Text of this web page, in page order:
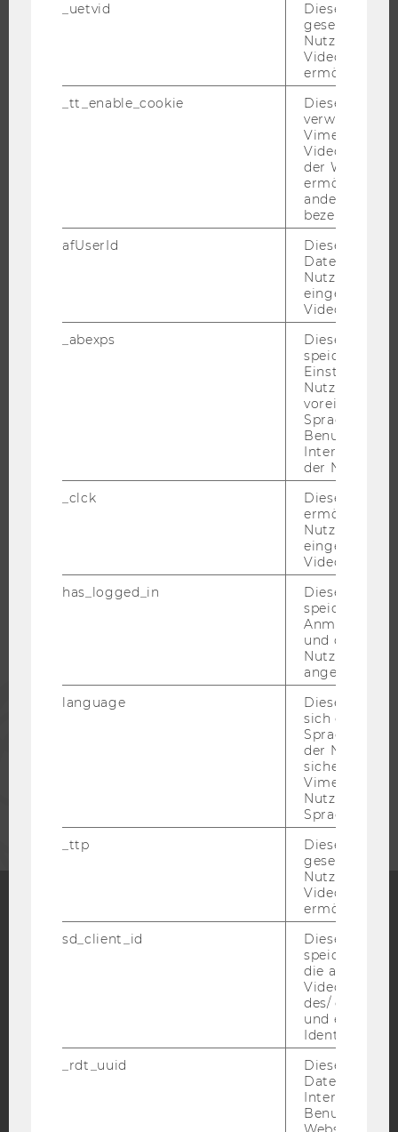
ORGANISATION
PRESSE
Facebook Blog
Bluesky
_uetvid
Dieses
gesetzt, um
Nutzung des
Videoplayers
ermöglichen
_tt_enable_cookie
Dieses
verwendet,
Vimeo-
der WU-
ermöglichen
andere nicht
bezeichnete
afUserId
Dieses
Daten von
Videos
_abexps
Dieses Cookie
speichert
Nutzer*in, zB.
Sprache,
der Nutzer*in
_clck
Dieses Cookie
ermöglicht
Nutzung des
Video Players
has_logged_in
Dieses Cookie
speichert
und ob sich
Nutzer*in
angemeldet
language
Dieses
sich die
der
Vimeo in der
Nutzer
Sprache
_ttp
Dieser
gesetzt, um
Nutzung des
Videoplayers
ermöglichen
sd_client_id
Dieses Cookie
speichert
die aktuellen
des/ der
und einen
_rdt_uuid
Dieses
Daten über